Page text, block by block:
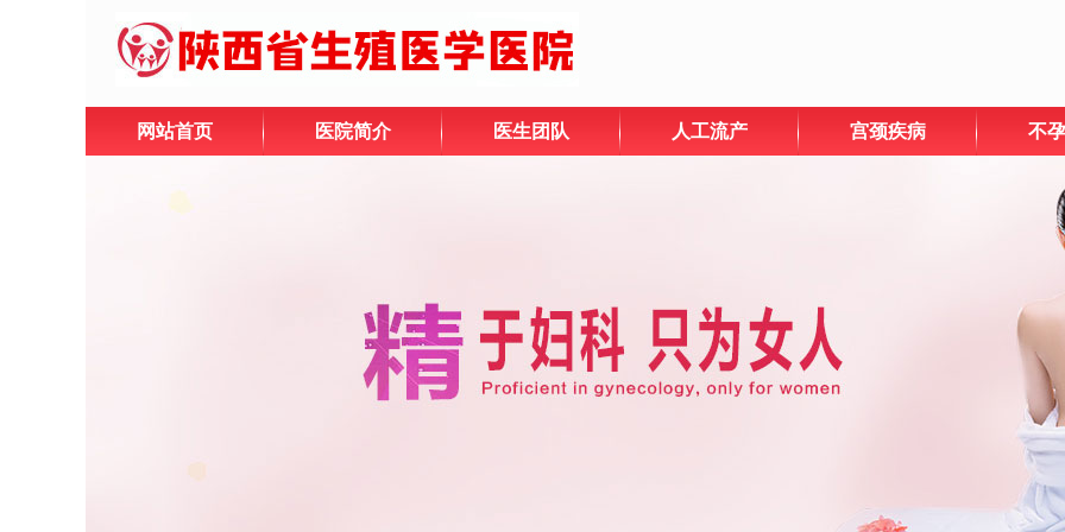
网站首页 医院简介 医生团队 人工流产 宫颈疾病 不